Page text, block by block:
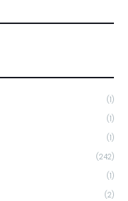
(1)
(1)
(1)
(242)
(1)
(2)